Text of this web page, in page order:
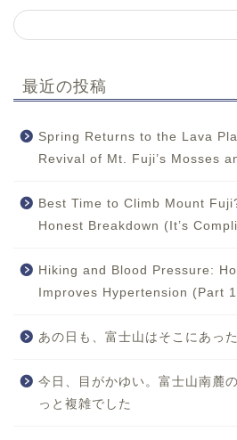
最近の投稿
Spring Returns to the Lava
Revival of Mt. Fuji’s Mosses
Best Time to Climb Mount
Honest Breakdown (It’s
Hiking and Blood Pressure:
Improves Hypertension (Part
あの日も、富士山はそこにあ
今日、目がかゆい。富士山南麓
っと複雑でした